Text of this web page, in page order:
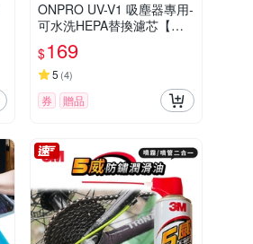
ONPRO UV-V1 吸塵器專用-
可水洗HEPA替換濾芯【一
入裝】
$169
5 (4)
券 贈品